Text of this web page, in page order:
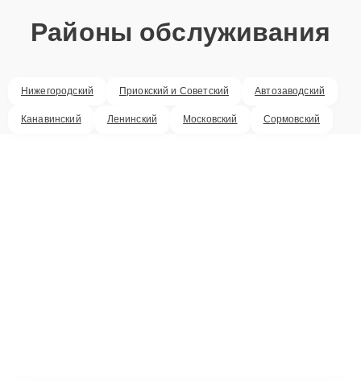
Районы обслуживания
Нижегородский Приокский и Советский Автозаводский
Канавинский Ленинский Московский Сормовский